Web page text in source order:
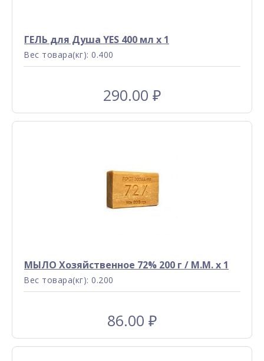
ГЕЛЬ для Душа YES 400 мл x 1
Вес товара(кг): 0.400
290.00 ₽
МЫЛО Хозяйственное 72% 200 г / М.М. x 1
Вес товара(кг): 0.200
86.00 ₽